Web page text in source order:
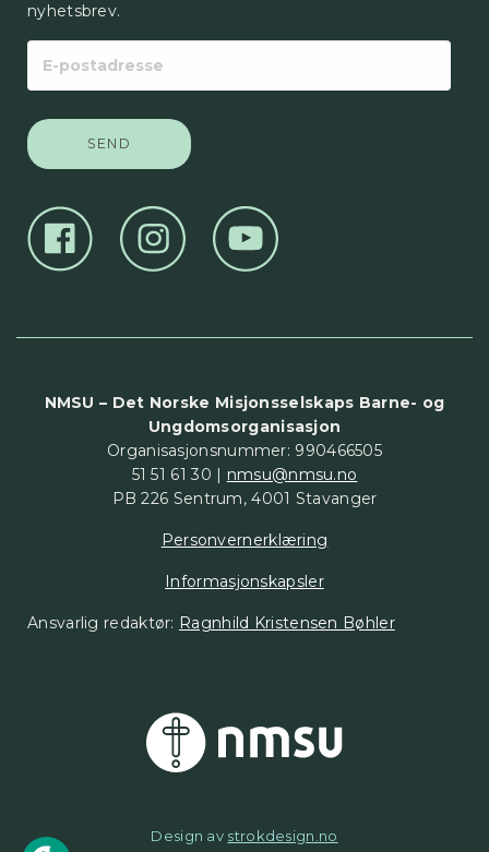
nyhetsbrev.
postadresse
NMSU – Det Norske Misjonsselskaps Barne- og
Ungdomsorganisasjon
Organisasjonsnummer: 990466505
51 51 61 30 | nmsu@nmsu.no
PB 226 Sentrum, 4001 Stavanger
Personvernerklæring
Informasjonskapsler
Ansvarlig redaktør: Ragnhild Kristensen Bøhler
Design av strokdesign.no